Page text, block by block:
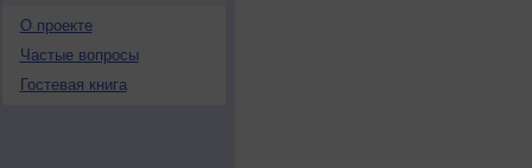
О проекте
Частые вопросы
Гостевая книга